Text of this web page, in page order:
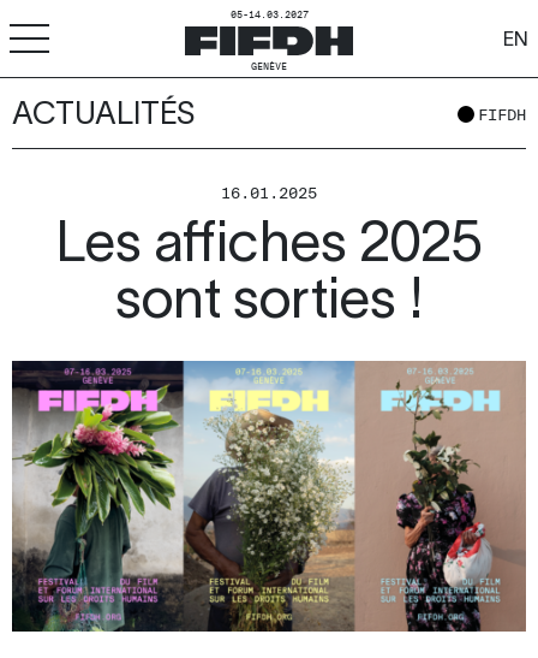
05-14.03.2027
GENÈVE
EN
A+ A ACCESSIBILITÉ
Festival
Ressources & Médias
ACTUALITÉS FIFDH
16.01.2025
Les affiches 2025
sont sorties !